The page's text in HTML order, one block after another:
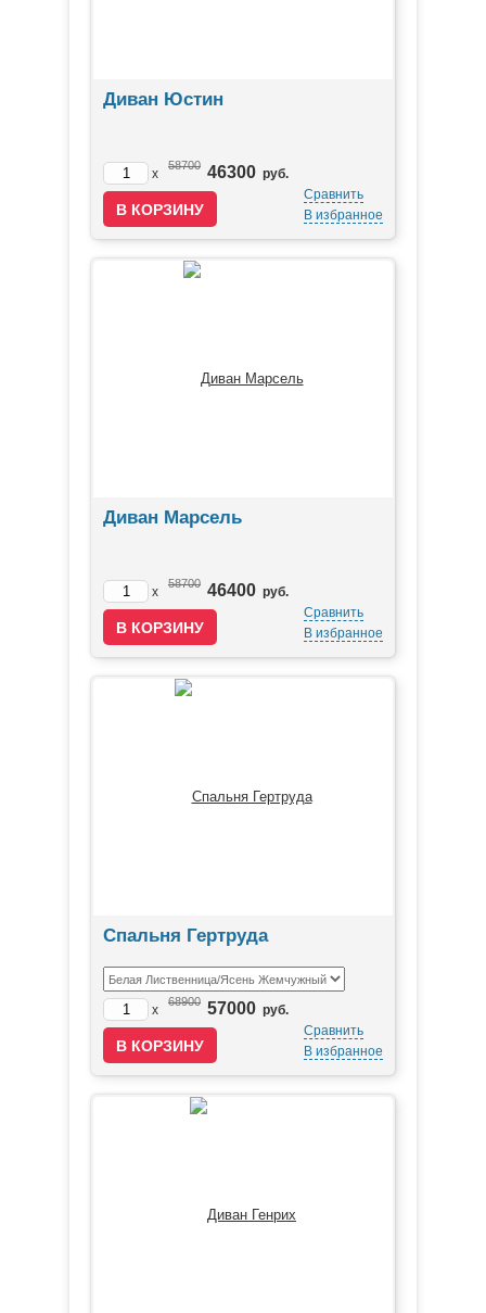
Диван Юстин
x
58700 46300 руб.
Сравнить
В избранное
Диван Марсель
x
58700 46400 руб.
Сравнить
В избранное
Спальня Гертруда
x
68900 57000 руб.
Сравнить
В избранное